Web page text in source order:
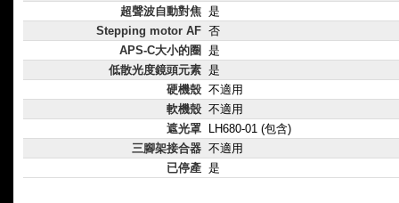
超聲波自動對焦 是
Stepping motor AF 否
APS-C大小的圈
是
低散光度鏡頭元素 是
硬機殼 不適用
軟機殼 不適用
遮光罩
LH680-01 (包含)
三腳架接合器 不適用
已停產 是